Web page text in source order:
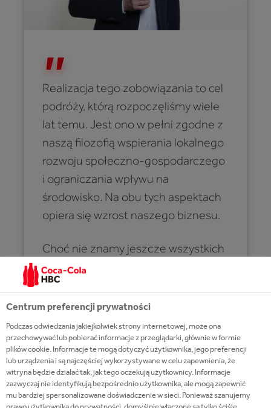
Realizacja tego zobowiązania to cel
podróży, którą rozpoczęliśmy wiele
lat temu. Jest ono w pełni zgodne z
naszą filozofią wspierania lokalnego
rozwoju społeczno-gospodarczego
i ograniczania wpływu na
środowisko. Na obu tych aspektach
opiera się wzrost naszego biznesu.​
Choć nie znamy jeszcze wszystkich
odpowiedzi, nasz plan,
dotychczasowe osiągnięcia i
filozofia partnerstwa dają nam
pewność, że uda nam się
zrealizować nasze cele.
ZORAN BOGDANOVIC
CEO OF COCA-COLA HBC
Centrum preferencji prywatności
Podczas odwiedzania jakiejkolwiek strony internetowej, może ona
przechowywać lub pobierać informacje z przeglądarki, głównie w formie
plików cookie. Informacje te mogą dotyczyć użytkownika, jego preferencji
lub urządzenia i są najczęściej wykorzystywane w celu zapewnienia, że
witryna będzie działać tak, jak tego oczekują użytkownicy. Informacje
zazwyczaj nie identyfikują bezpośrednio użytkownika, ale mogą zapewnić
mu bardziej spersonalizowane doświadczenie w sieci. Ponieważ szanujemy